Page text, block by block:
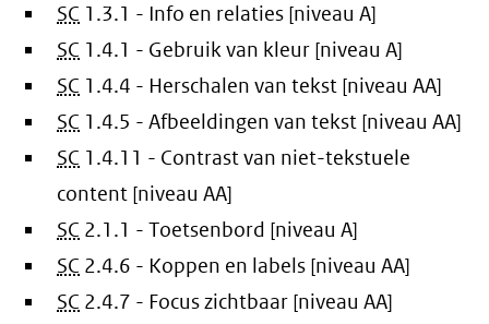
SC 1.3.1 - Info en relaties [niveau A]
SC 1.4.1 - Gebruik van kleur [niveau A]
SC 1.4.4 - Herschalen van tekst [niveau AA]
SC 1.4.5 - Afbeeldingen van tekst [niveau AA]
SC 1.4.11 - Contrast van niet-tekstuele
content [niveau AA]
SC 2.1.1 - Toetsenbord [niveau A]
SC 2.4.6 - Koppen en labels [niveau AA]
SC 2.4.7 - Focus zichtbaar [niveau AA]